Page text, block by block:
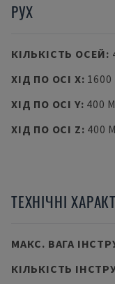
РУХ
КІЛЬКІСТЬ ОСЕЙ:
ХІД ПО ОСІ X: 1600
ХІД ПО ОСІ Y: 400
ХІД ПО ОСІ Z: 400
ТЕХНІЧНІ
МАКС. ВАГА
КІЛЬКІСТЬ